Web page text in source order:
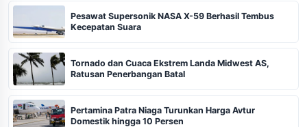
Pesawat Supersonik NASA X-59 Berhasil Tembus
Kecepatan Suara
Tornado dan Cuaca Ekstrem Landa Midwest AS,
Ratusan Penerbangan Batal
Pertamina Patra Niaga Turunkan Harga Avtur
Domestik hingga 10 Persen